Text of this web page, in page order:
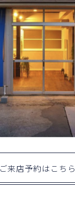
ご来店予約はこちら